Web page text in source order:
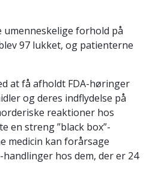
umenneskelige forhold på
97 lukket, og patienterne
at få afholdt FDA-høringer
og deres indflydelse på
reaktioner hos
en streng ”black box”-
medicin kan forårsage
hos dem, der er 24